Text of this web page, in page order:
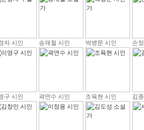
자 시인 송재철 시인 박병문 시인 손
구 시인 곽연수 시인 조육현 시인 김